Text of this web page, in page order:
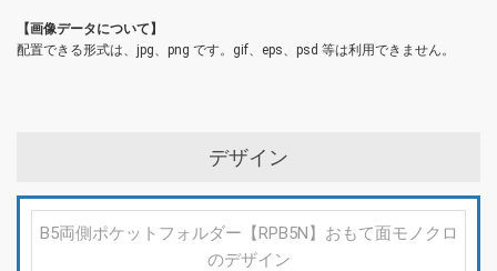
【画像データについて】
配置できる形式は、jpg、png です。gif、eps、psd 等は利用できません。
デザイン
B5両側ポケットフォルダー【RPB5N】おもて面モノクロ
のデザイン